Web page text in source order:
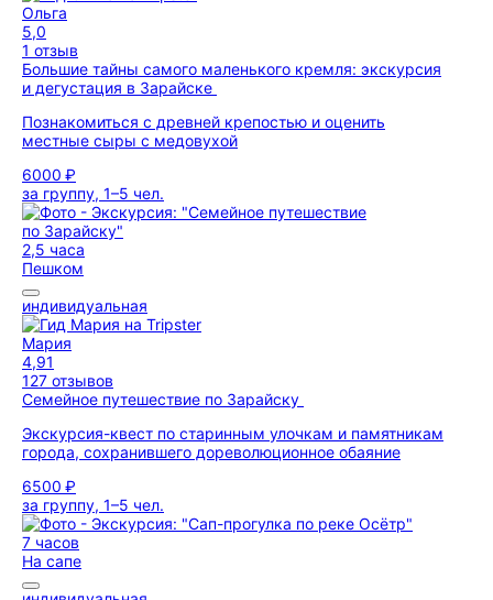
Ольга
5,0
1 отзыв
Большие тайны самого маленького кремля: экскурсия
и дегустация в Зарайске
Познакомиться с древней крепостью и оценить
местные сыры с медовухой
6000 ₽
за группу, 1–5 чел.
2,5 часа
Пешком
индивидуальная
Мария
4,91
127 отзывов
Семейное путешествие по Зарайску
Экскурсия-квест по старинным улочкам и памятникам
города, сохранившего дореволюционное обаяние
6500 ₽
за группу, 1–5 чел.
7 часов
На сапе